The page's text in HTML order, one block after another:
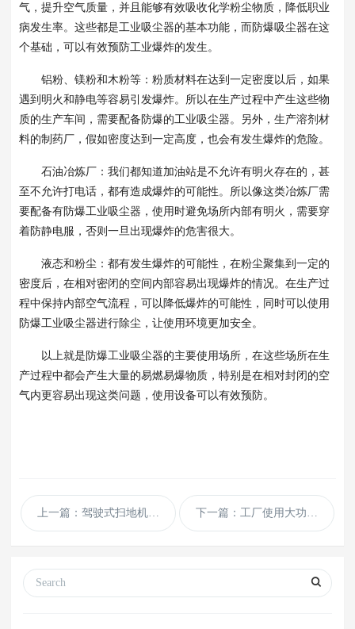
气，提升空气质量，并且能够有效吸收化学粉尘物质，降低职业
病发生率。这些都是工业吸尘器的基本功能，而防爆吸尘器在这
个基础，可以有效预防工业爆炸的发生。
铝粉、镁粉和木粉等：粉质材料在达到一定密度以后，如果
遇到明火和静电等容易引发爆炸。所以在生产过程中产生这些物
质的生产车间，需要配备防爆的工业吸尘器。另外，生产溶剂材
料的制药厂，假如密度达到一定高度，也会有发生爆炸的危险。
石油冶炼厂：我们都知道加油站是不允许有明火存在的，甚
至不允许打电话，都有造成爆炸的可能性。所以像这类冶炼厂需
要配备有防爆工业吸尘器，使用时避免场所内部有明火，需要穿
着防静电服，否则一旦出现爆炸的危害很大。
液态和粉尘：都有发生爆炸的可能性，在粉尘聚集到一定的
密度后，在相对密闭的空间内部容易出现爆炸的情况。在生产过
程中保持内部空气流程，可以降低爆炸的可能性，同时可以使用
防爆工业吸尘器进行除尘，让使用环境更加安全。
以上就是防爆工业吸尘器的主要使用场所，在这些场所在生
产过程中都会产生大量的易燃易爆物质，特别是在相对封闭的空
气内更容易出现这类问题，使用设备可以有效预防。
上一篇：驾驶式扫地机应该每周进行检修吗 下一篇：工厂使用大功率扬子吸尘器有什么好处